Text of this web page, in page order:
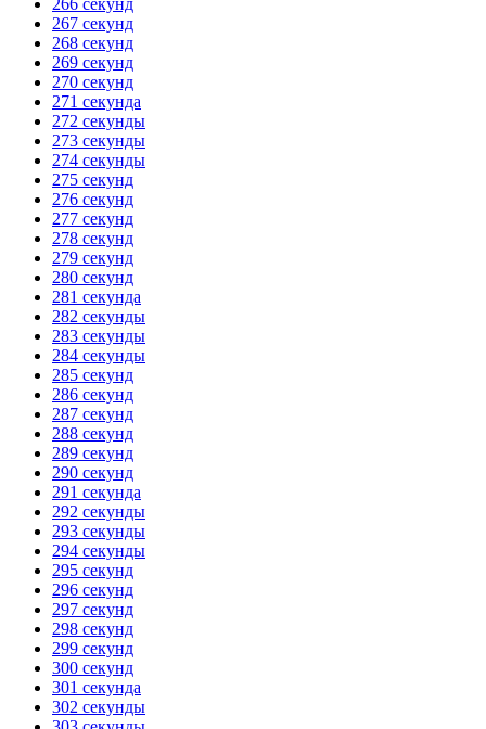
266 секунд
267 секунд
268 секунд
269 секунд
270 секунд
271 секунда
272 секунды
273 секунды
274 секунды
275 секунд
276 секунд
277 секунд
278 секунд
279 секунд
280 секунд
281 секунда
282 секунды
283 секунды
284 секунды
285 секунд
286 секунд
287 секунд
288 секунд
289 секунд
290 секунд
291 секунда
292 секунды
293 секунды
294 секунды
295 секунд
296 секунд
297 секунд
298 секунд
299 секунд
300 секунд
301 секунда
302 секунды